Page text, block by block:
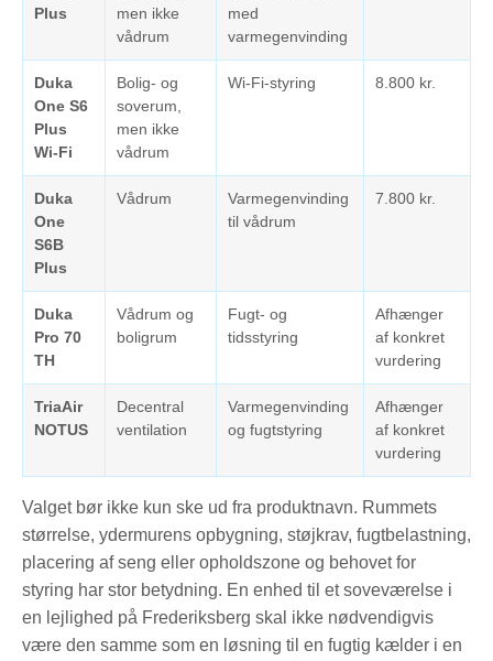
Plus
men ikke
vådrum
med
varmegenvinding
Duka
One S6
Plus
Wi-Fi
Bolig- og
soverum,
men ikke
vådrum
Wi-Fi-styring 8.800 kr.
Duka
One
S6B
Plus
Vådrum
Varmegenvinding
til vådrum
7.800 kr.
Duka
Pro 70
TH
Vådrum og
boligrum
Fugt- og
tidsstyring
Afhænger
af konkret
vurdering
TriaAir
NOTUS
Decentral
ventilation
Varmegenvinding
og fugtstyring
Afhænger
af konkret
vurdering
Valget bør ikke kun ske ud fra produktnavn. Rummets
størrelse, ydermurens opbygning, støjkrav, fugtbelastning,
placering af seng eller opholdszone og behovet for
styring har stor betydning. En enhed til et soveværelse i
en lejlighed på Frederiksberg skal ikke nødvendigvis
være den samme som en løsning til en fugtig kælder i en